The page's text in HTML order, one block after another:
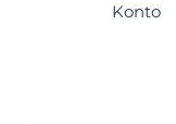
Konto